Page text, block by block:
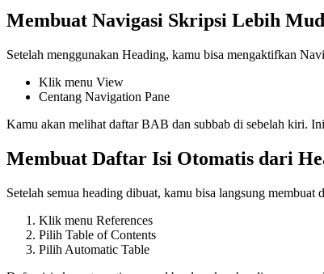
Membuat Navigasi Skripsi Lebih
Setelah menggunakan Heading, kamu bisa mengaktifkan
Klik menu View
Centang Navigation Pane
Kamu akan melihat daftar BAB dan subbab di sebelah kiri.
Membuat Daftar Isi Otomatis dari
Setelah semua heading dibuat, kamu bisa langsung membuat
Klik menu References
Pilih Table of Contents
Pilih Automatic Table